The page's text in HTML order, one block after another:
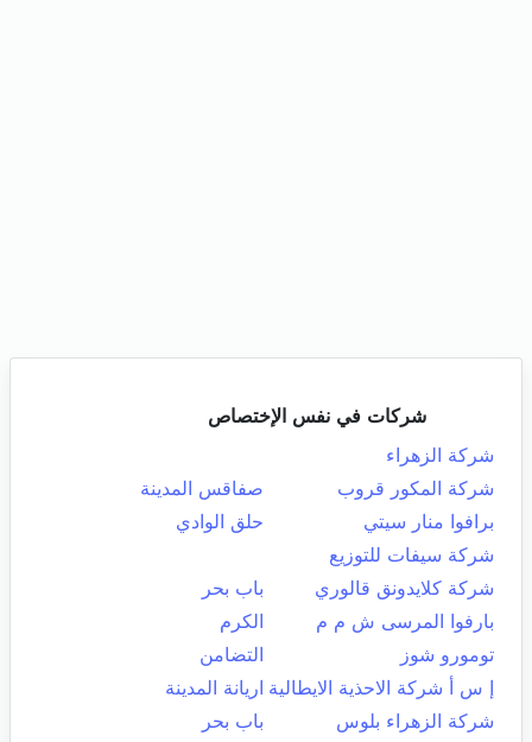
شركات في نفس الإختصاص
شركة الزهراء
شركة المكور قروب
صفاقس المدينة
برافوا منار سيتي
حلق الوادي
شركة سيفات للتوزيع
شركة كلايدونق قالوري
باب بحر
بارفوا المرسى ش م م
الكرم
تومورو شوز
التضامن
إ س أ شركة الاحذية الايطالية اريانة المدينة
شركة الزهراء بلوس
باب بحر